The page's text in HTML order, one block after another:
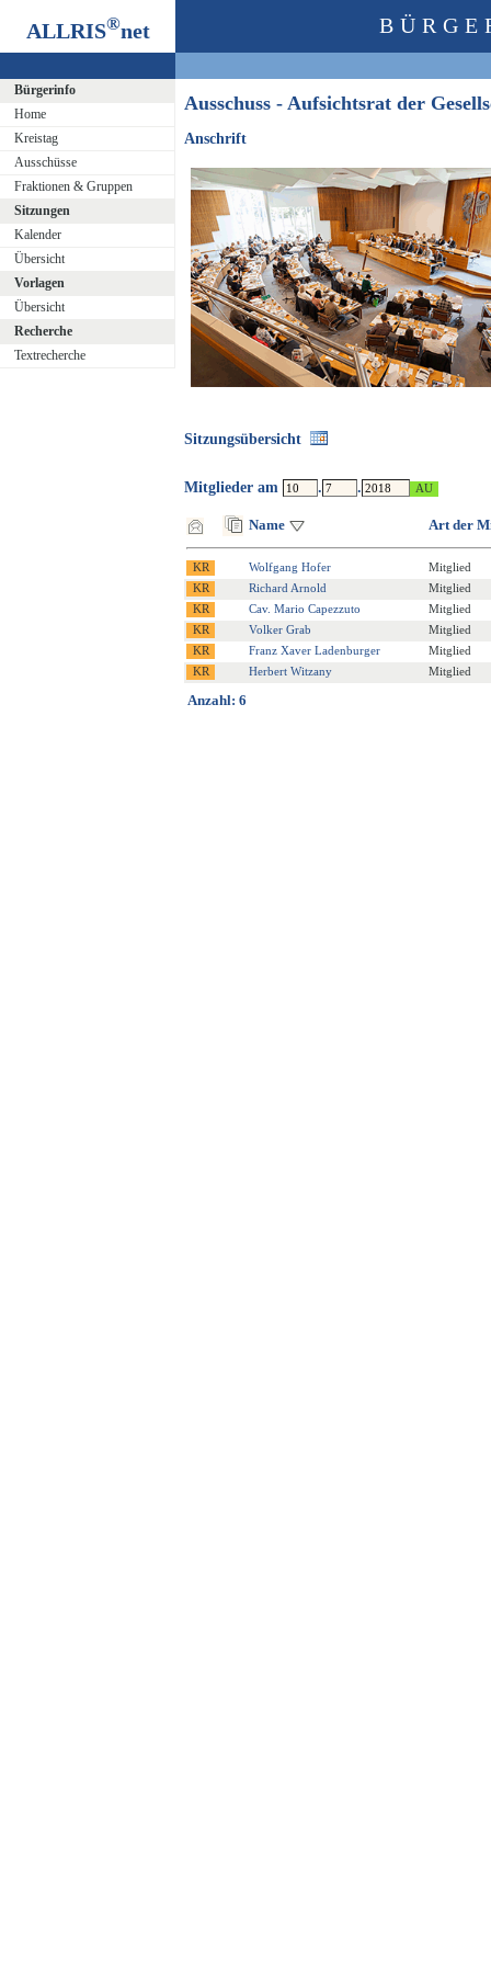
ALLRIS®net
Bürgerinfo
Home
Kreistag
Ausschüsse
Fraktionen & Gruppen
Sitzungen
Kalender
Übersicht
Vorlagen
Übersicht
Recherche
Textrecherche
Ausschuss - Aufsichtsrat der
Anschrift
Sitzungsübersicht
Mitglieder am . .
Name Art der
Wolfgang Hofer
Mitglied
Richard Arnold
Mitglied
Cav. Mario Capezzuto
Mitglied
Volker Grab
Mitglied
Franz Xaver Ladenburger
Mitglied
Herbert Witzany
Mitglied
Anzahl: 6